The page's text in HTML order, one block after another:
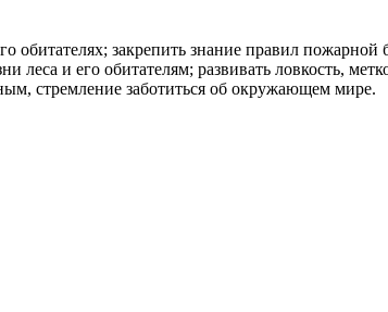
обитателях; закрепить знание правил
леса и его обитателям; развивать ловкость,
стремление заботиться об окружающем мире.